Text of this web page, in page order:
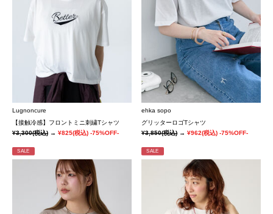
Lugnoncure
【接触冷感】フロントミニ刺繍Tシャツ
¥3,300(税込) → ¥825(税込) -75%OFF-
ehka sopo
グリッターロゴTシャツ
¥3,850(税込)→¥962(税込) -75%OFF-
SALE SALE